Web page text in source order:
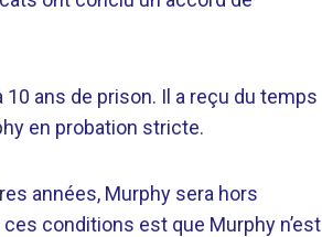
10 ans de prison. Il a reçu du temps
en probation stricte.
années, Murphy sera hors
conditions est que Murphy n’est